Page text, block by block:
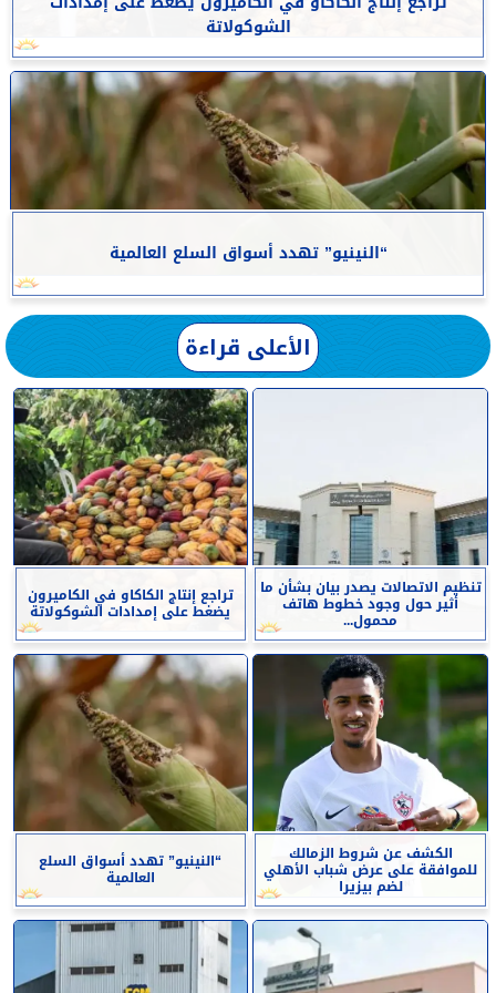
الشوكولاتة
“النينيو” تهدد أسواق السلع العالمية
الأعلى قراءة
تنظيم الاتصالات يصدر بيان بشأن ما
أثير حول وجود خطوط هاتف
محمول...
تراجع إنتاج الكاكاو في الكاميرون
يضغط على إمدادات الشوكولاتة
الكشف عن شروط الزمالك
للموافقة على عرض شباب الأهلي
لضم بيزيرا
“النينيو” تهدد أسواق السلع
العالمية